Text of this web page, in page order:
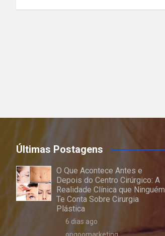
Últimas Postagens
O Que Acontece Antes e
Depois do Centro Cirúrgico: A
Realidade Clínica que Ninguém
Te Conta Sobre Cirurgia
Plástica
6 dias ago